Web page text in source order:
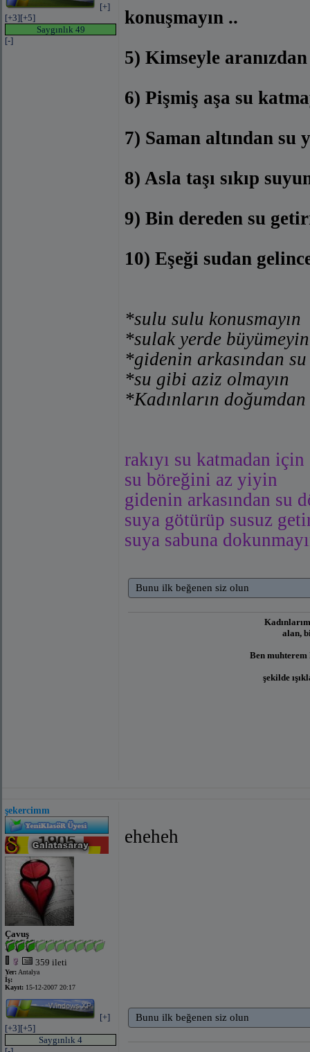
[+]
[+3][+5]
Saygınlık 49
[-]
konuşmayın ..
5) Kimseyle aranızdan
6) Pişmiş aşa su
7) Saman altından su
8) Asla taşı sıkıp
9) Bin dereden su
10) Eşeği sudan
*sulu sulu konusmayın
*sulak yerde büyümeyin
*gidenin arkasından
*su gibi aziz olmayın
*Kadınların
rakıyı su katmadan için
su böreğini az yiyin
gidenin arkasından su
suya götürüp susuz
suya sabuna
Bunu ilk beğenen siz olun
alan,
Ben muhterem
şekilde
şekercimm
Çavuş
359 ileti
Yer: Antalya
İş:
Kayıt: 15-12-2007 20:17
[+]
[+3][+5]
Saygınlık 4
eheheh
Bunu ilk beğenen siz olun